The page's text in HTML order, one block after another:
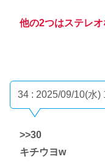
他の2つはステレ
34 : 2025/09/10(水)
>>30
キチウヨw